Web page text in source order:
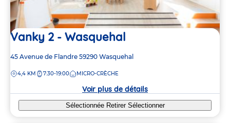
Vanky 2 - Wasquehal
Adresse
la
45 Avenue de Flandre 59290 Wasquehal
DISTANCE
4,4 KM 7:30-19:00 MICRO-CRÈCHE
Voir plus de détails
Sélectionnée Retirer Sélectionner